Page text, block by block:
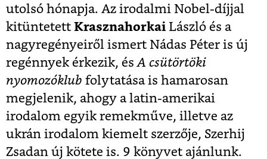
utolsó hónapja. Az irodalmi Nobel-díjjal
kitüntetett Krasznahorkai László és a
nagyregényeiről ismert Nádas Péter is új
regénnyek érkezik, és A csütörtöki
nyomozóklub folytatása is hamarosan
megjelenik, ahogy a latin-amerikai
irodalom egyik remekműve, illetve az
ukrán irodalom kiemelt szerzője, Szerhij
Zsadan új kötete is. 9 könyvet ajánlunk.